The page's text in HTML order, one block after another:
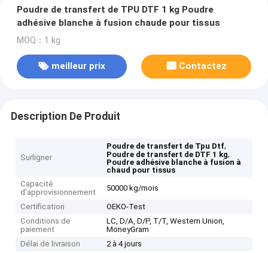
Poudre de transfert de TPU DTF 1 kg Poudre
adhésive blanche à fusion chaude pour tissus
MOQ：1 kg
meilleur prix Contactez
Description De Produit
Surligner
Poudre de transfert de Tpu Dtf,
Poudre de transfert de DTF 1 kg,
Poudre adhésive blanche à fusion à
chaud pour tissus
Capacité
d'approvisionnement
50000 kg/mois
Certification
OEKO-Test
Conditions de
paiement
LC, D/A, D/P, T/T, Western Union,
MoneyGram
Délai de livraison
2 à 4 jours